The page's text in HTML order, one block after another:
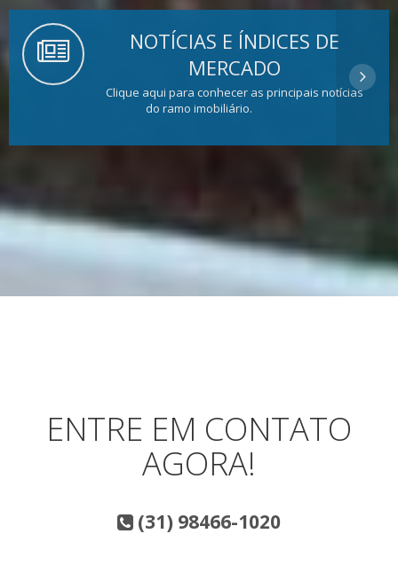
NOTÍCIAS E ÍNDICES DE
MERCADO
Clique aqui para conhecer as principais notícias
do ramo imobiliário.
ENTRE EM CONTATO
AGORA!
(31) 98466-1020